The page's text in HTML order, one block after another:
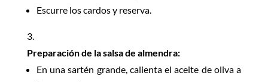
Escurre los cardos y reserva.
Preparación de la salsa de almendra:
En una sartén grande, calienta el aceite de oliva a